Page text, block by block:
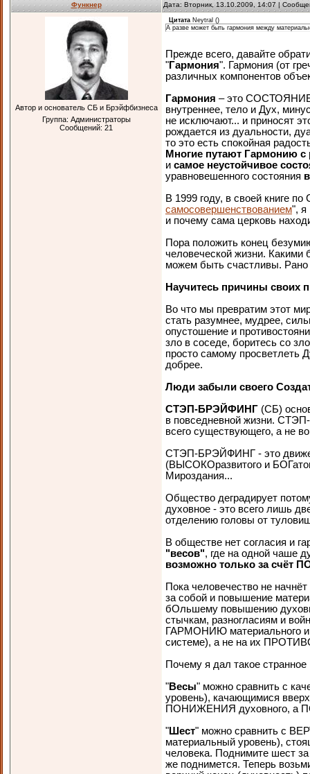
Функнер Дата: Вторник, 13.10.2009, 14:07 |
Автор и основатель СБ и Брэйфбизнеса
Группа: Администраторы
Сообщений: 21
Цитата Neytral ()
А разве может быть гармония между
Прежде всего, давайте
"Гармония". Гармония (от
различных компонентов
Гармония – это СОСТОЯНИЕ,
внутреннее, тело и Дух,
не исключают... и приносят
рождается из дуальности,
то это есть спокойная
Многие путают Гармонию с
и самое неустойчивое
уравновешенного состояния
В 1999 году, в своей книге
самосовершенствованием", я
и почему сама церковь
Пора положить конец
человеческой жизни.
можем быть счастливы. Рано
Научитесь причины своих
Во что мы превратим этот
стать разумнее, мудрее,
опустошение и
зло в соседе, боритесь со
просто самому просветлеть
добрее.
Люди забыли своего
СТЭП-БРЭЙФИНГ (СБ)
в повседневной жизни.
всего существующего, а не
СТЭП-БРЭЙФИНГ - это
(ВЫСОКОразвитого и
Мироздания...
Общество деградирует
духовное - это всего лишь
отделению головы от
В обществе нет согласия и
"весов", где на одной чаше
возможно только за счёт
Пока человечество не
за собой и повышение
бОльшему повышению
стычкам, разногласиям и
ГАРМОНИЮ материального и
системе), а не на их
Почему я дал такое
"Весы" можно сравнить с
уровень), качающимися
ПОНИЖЕНИЯ духовного, а
"Шест" можно сравнить с
материальный уровень),
человека. Поднимите шест
же поднимется. Теперь